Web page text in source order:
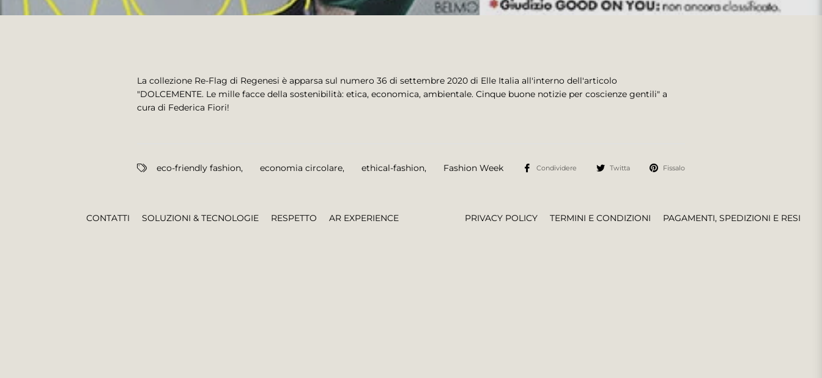
La collezione Re-Flag di Regenesi è apparsa sul numero 36 di settembre 2020 di Elle Italia all'interno dell'articolo
"DOLCEMENTE. Le mille facce della sostenibilità: etica, economica, ambientale. Cinque buone notizie per coscienze gentili" a
cura di Federica Fiori!
eco-friendly fashion, economia circolare, ethical-fashion, Fashion Week Condividere Twitta Fissalo
AR EXPERIENCE
RESPETTO
SOLUZIONI & TECNOLOGIE
CONTATTI PAGAMENTI, SPEDIZIONI E RESI
TERMINI E CONDIZIONI
PRIVACY POLICY